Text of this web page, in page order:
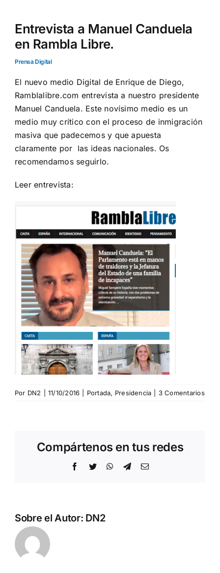
Entrevista a Manuel Canduela
en Rambla Libre.
Prensa Digital
El nuevo medio Digital de Enrique de Diego,
Ramblalibre.com entrevista a nuestro presidente
Manuel Canduela. Este novísimo medio es un
medio muy crítico con el proceso de inmigración
masiva que padecemos y que apuesta
claramente por las ideas nacionales. Os
recomendamos seguirlo.
Leer entrevista:
Por DN2 11/10/2016 Portada, Presidencia 3 Comentarios
Compártenos en tus redes
Facebook
Twitter WhatsApp
TelegramCorreo
Sobre el Autor: DN2